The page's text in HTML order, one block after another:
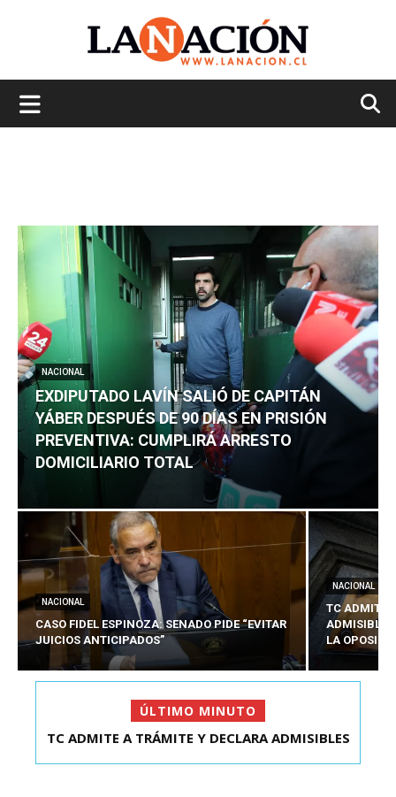
NACIONAL
EXDIPUTADO LAVÍN SALIÓ DE CAPITÁN
YÁBER DESPUÉS DE 90 DÍAS EN PRISIÓN
PREVENTIVA: CUMPLIRÁ ARRESTO
DOMICILIARIO TOTAL
NACIONAL
CASO FIDEL ESPINOZA: SENADO PIDE “EVITAR
JUICIOS ANTICIPADOS”
NACIONAL
TC ADMITE
ADMISIBLES
LA
ÚLTIMO MINUTO
EXDIPUTADO LAVÍN SALIÓ DE CAPITÁN YÁBER
TC ADMITE A TRÁMITE Y DECLARA ADMISIBLES